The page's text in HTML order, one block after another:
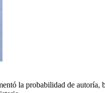
la probabilidad de autoría,